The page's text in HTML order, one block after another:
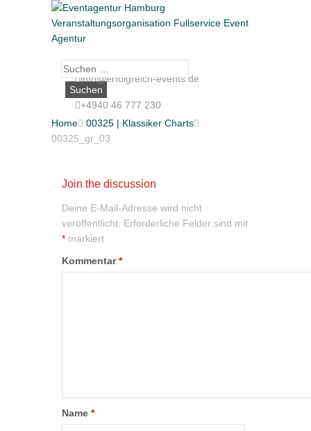
Suche
nach:info@erfolgreich-events.de
+4940 46 777 230
Home 00325 | Klassiker Charts
00325_gr_03
Join the discussion
Deine E-Mail-Adresse wird nicht
veröffentlicht. Erforderliche Felder sind mit
* markiert
Kommentar*
Name *